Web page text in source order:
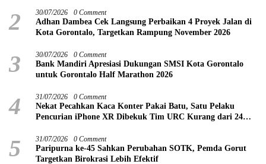
2 30/07/2026 0 Comment
Adhan Dambea Cek Langsung Perbaikan 4 Proyek Jalan di
Kota Gorontalo, Targetkan Rampung November 2026
3 30/07/2026 0 Comment
Bank Mandiri Apresiasi Dukungan SMSI Kota Gorontalo
untuk Gorontalo Half Marathon 2026
4 31/07/2026 0 Comment
Nekat Pecahkan Kaca Konter Pakai Batu, Satu Pelaku
Pencurian iPhone XR Dibekuk Tim URC Kurang dari 24
5 31/07/2026 0 Comment
Paripurna ke-45 Sahkan Perubahan SOTK, Pemda Gorut
Targetkan Birokrasi Lebih Efektif